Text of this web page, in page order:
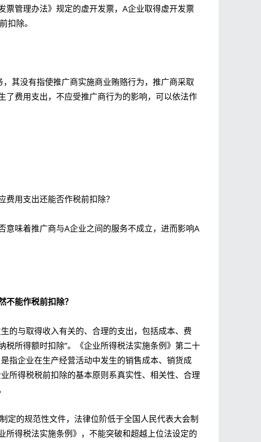
票管理办法》规定的虚开发票，A企业取得虚开发票
扣除。
其没有指使推广商实施商业贿赂行为，推广商采取
了费用支出，不应受推广商行为的影响，可以依法作
用支出还能否作税前扣除？
意味着推广商与A企业之间的服务不成立，进而影响A
不能作税前扣除？
的与取得收入有关的、合理的支出，包括成本、费
所得额时扣除”。《企业所得税法实施条例》第二十
指企业在生产经营活动中发生的销售成本、销货成
所得税税前扣除的基本原则系真实性、相关性、合理
定的规范性文件，法律位阶低于全国人民代表大会制
所得税法实施条例》，不能突破和超越上位法设定的